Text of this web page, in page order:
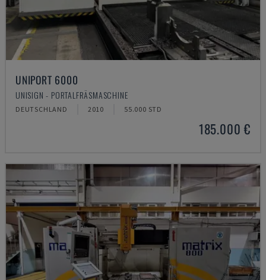
UNIPORT 6000
UNISIGN - PORTALFRÄSMASCHINE
DEUTSCHLAND 2010 55.000 STD
185.000 €